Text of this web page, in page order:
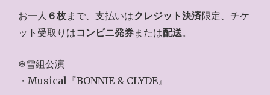
お一人 ６枚まで、支払いはクレジット決済限定、チケ
ット受取りはコンビニ発券または配送。
❄雪組公演
・Musical『BONNIE & CLYDE』